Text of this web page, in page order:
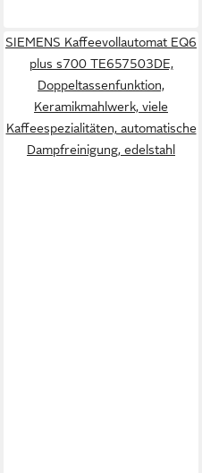
SIEMENS Kaffeevollautomat EQ6
plus s700 TE657503DE,
Doppeltassenfunktion,
Keramikmahlwerk, viele
Kaffeespezialitäten, automatische
Dampfreinigung, edelstahl